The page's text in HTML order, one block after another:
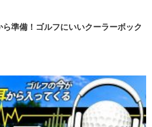
準備！ゴルフにいいクーラーボック